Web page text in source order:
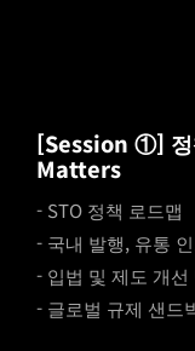
[Session ①]
Matters
- STO 정책 로드맵
- 국내 발행, 유통
- 입법 및 제도 개선
- 글로벌 규제 샌드